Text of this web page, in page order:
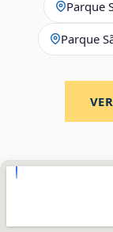
Parque
Parque